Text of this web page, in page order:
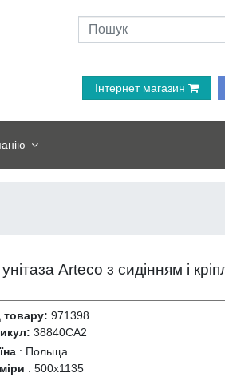
Інтернет магазин
Arteco з сидінням і
товару: 971398
38840CА2
: Польща
: 500x1135